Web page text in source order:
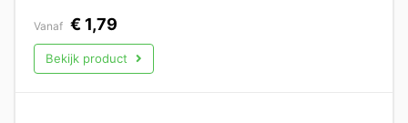
Vanaf € 1,79
Bekijk product